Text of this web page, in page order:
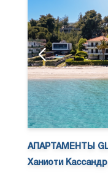
АПАРТАМЕНТЫ
Ханиоти